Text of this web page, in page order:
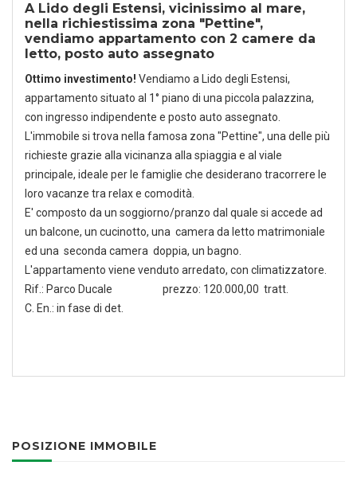
A Lido degli Estensi, vicinissimo al mare,
nella richiestissima zona "Pettine",
vendiamo appartamento con 2 camere da
letto, posto auto assegnato
Ottimo investimento! Vendiamo a Lido degli Estensi,
appartamento situato al 1° piano di una piccola palazzina,
con ingresso indipendente e posto auto assegnato.
L'immobile si trova nella famosa zona "Pettine", una delle più
richieste grazie alla vicinanza alla spiaggia e al viale
principale, ideale per le famiglie che desiderano tracorrere le
loro vacanze tra relax e comodità.
E' composto da un soggiorno/pranzo dal quale si accede ad
un balcone, un cucinotto, una camera da letto matrimoniale
ed una seconda camera doppia, un bagno.
L'appartamento viene venduto arredato, con climatizzatore.
Rif.: Parco Ducale prezzo: 120.000,00 tratt.
C. En.: in fase di det.
POSIZIONE IMMOBILE